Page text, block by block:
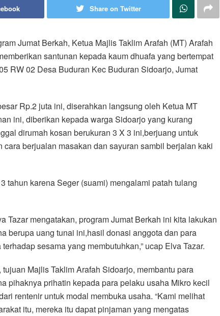
Share on Twitter
Jumat Berkah, Ketua Majlis Taklim Arafah (MT) Arafah
santunan kepada kaum dhuafa yang bertempat
RW 02 Desa Buduran Kec Buduran Sidoarjo, Jumat
Rp.2 juta ini, diserahkan langsung oleh Ketua MT
ini, diberikan kepada warga Sidoarjo yang kurang
dirumah kosan berukuran 3 X 3 ini,berjuang untuk
berjualan masakan dan sayuran sambil berjalan kaki
tahun karena Seger (suami) mengalami patah tulang
Tazar mengatakan, program Jumat Berkah ini kita lakukan
berupa uang tunai ini,hasil donasi anggota dan para
sesama yang membutuhkan,” ucap Elva Tazar.
Majlis Taklim Arafah Sidoarjo, membantu para
pihaknya prihatin kepada para pelaku usaha Mikro kecil
rentenir untuk modal membuka usaha. “Kami melihat
itu, mereka itu dapat pinjaman yang mengatas